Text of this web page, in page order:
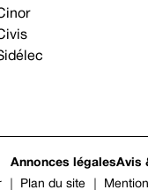
Annonces légalesAvis
Plan du site